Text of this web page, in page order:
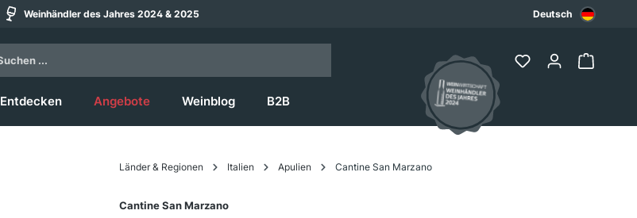
Weinhändler des Jahres 2024 & 2025 Deutsch
Entdecken Angebote Weinblog B2B
Länder & Regionen Italien Apulien Cantine San Marzano
Cantine San Marzano